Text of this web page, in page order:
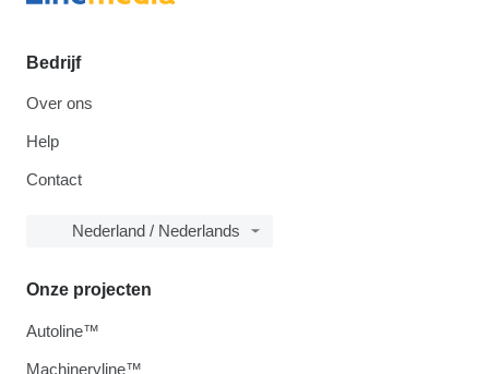
Bedrijf
Over ons
Help
Contact
Nederland / Nederlands
Onze projecten
Autoline™
Machineryline™